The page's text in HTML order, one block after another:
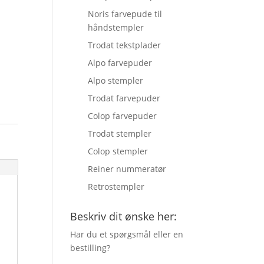
Noris farvepude til
håndstempler
Trodat tekstplader
Alpo farvepuder
Alpo stempler
Trodat farvepuder
Colop farvepuder
Trodat stempler
Colop stempler
Reiner nummeratør
Retrostempler
Beskriv dit ønske her:
Har du et spørgsmål eller en
bestilling?